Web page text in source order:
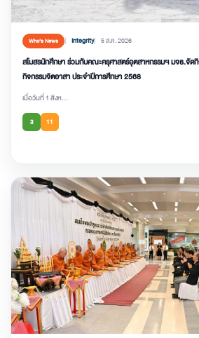
Who’s News Integrity 5 ส.ค. 2026
สโมสรนักศึกษา ร่วมกับคณะครุศาสตร์อุตสาหกรรมฯ มจธ.จัด
กิจกรรมจิตอาสา ประจำปีการศึกษา 2568
เมื่อวันที่ 1 สิงห...
3 11